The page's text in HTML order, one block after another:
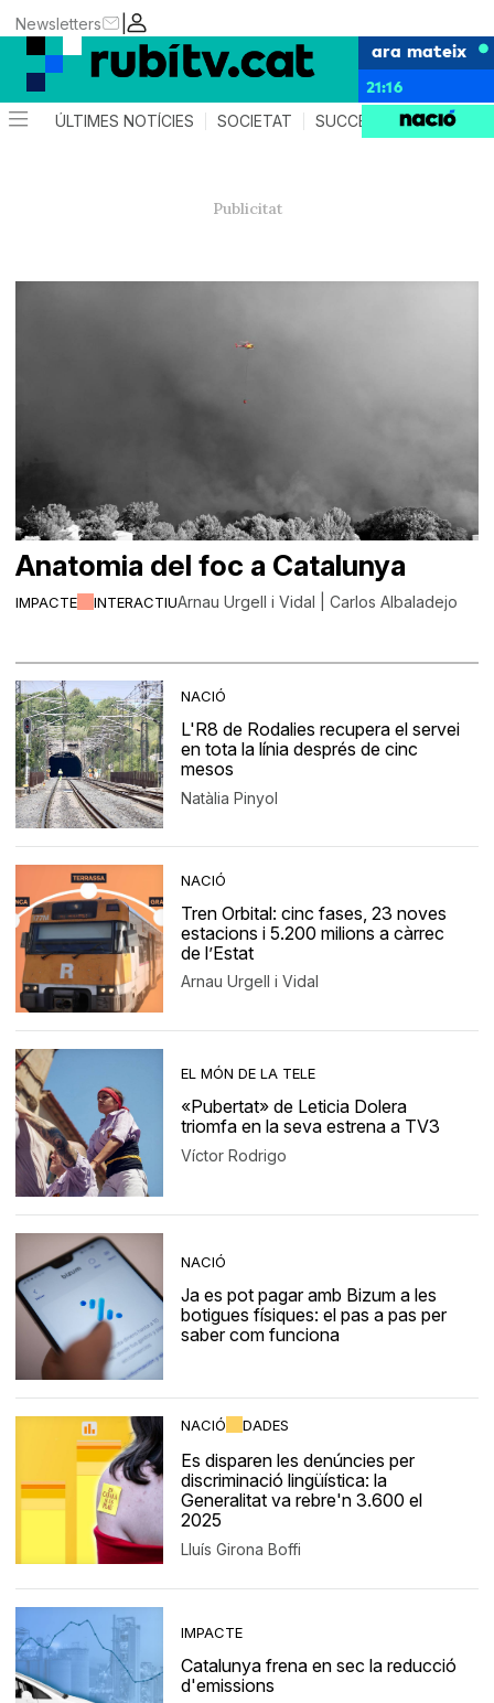
|
Newsletters
ara mateix
21:16
ÚLTIMES NOTÍCIES SOCIETAT SUCCESSOS
IMPACTE INTERACTIU
Anatomia del foc a Catalunya
Arnau Urgell i Vidal | Carlos Albaladejo
NACIÓ
L'R8 de Rodalies recupera el servei
en tota la línia després de cinc
mesos
Natàlia Pinyol
NACIÓ
Tren Orbital: cinc fases, 23 noves
estacions i 5.200 milions a càrrec
de l’Estat
Arnau Urgell i Vidal
EL MÓN DE LA TELE
«Pubertat» de Leticia Dolera
triomfa en la seva estrena a TV3
Víctor Rodrigo
NACIÓ
Ja es pot pagar amb Bizum a les
botigues físiques: el pas a pas per
saber com funciona
NACIÓ DADES
Es disparen les denúncies per
discriminació lingüística: la
Generalitat va rebre'n 3.600 el
2025
Lluís Girona Boffi
IMPACTE
Catalunya frena en sec la reducció
d'emissions